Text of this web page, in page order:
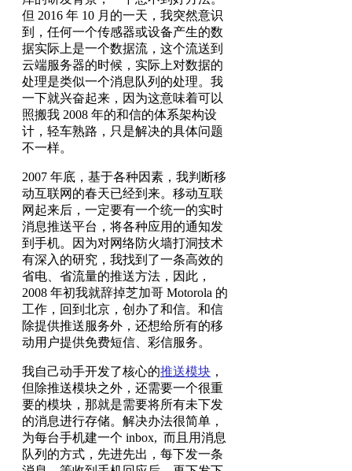
但 2016 年 10 月的一天，我突然意识
到，任何一个传感器或设备产生的数
据实际上是一个数据流，这个流送到
云端服务器的时候，实际上对数据的
处理是类似一个消息队列的处理。我
一下就兴奋起来，因为这意味着可以
照搬我 2008 年的和信的体系架构设
计，轻车熟路，只是解决的具体问题
不一样。
2007 年底，基于各种因素，我判断移
动互联网的春天已经到来。移动互联
网起来后，一定要有一个统一的实时
消息推送平台，将各种应用的通知发
到手机。因为对网络防火墙打洞技术
有深入的研究，我找到了一条高效的
省电、省流量的推送方法，因此，
2008 年初我就辞掉芝加哥 Motorola 的
工作，回到北京，创办了和信。和信
除提供推送服务外，还想给所有的移
动用户提供免费短信、彩信服务。
我自己动手开发了核心的推送模块 ，
但除推送模块之外，还需要一个很重
要的模块，那就是需要将所有未下发
的消息进行存储。解决办法很简单，
为每台手机建一个 inbox, 而且用消息
队列的方式，先进先出，每下发一条